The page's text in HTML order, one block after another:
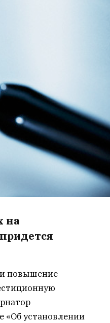
на
повышение
«Об установлении